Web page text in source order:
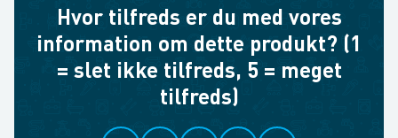
Hvor tilfreds er du med vores
information om dette produkt? (1
= slet ikke tilfreds, 5 = meget
tilfreds)